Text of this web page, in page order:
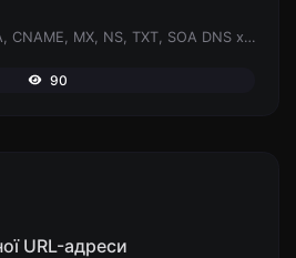
Знайти записи A, AAAA, CNAME, MX, NS, TXT, SOA DNS хоста.
90
URL-адреси